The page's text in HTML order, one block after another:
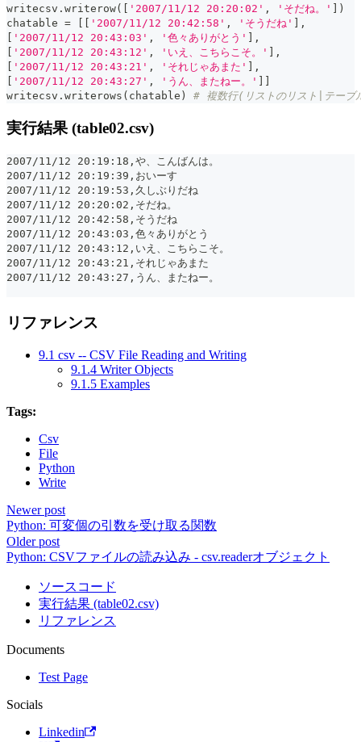
writecsv . writerow( [ '2007/11/12 20:20:02' , 'そだね。' ] )
chatable = [ [ '2007/11/12 20:42:58' , 'そうだね' ] ,
[ '2007/11/12 20:43:03' , '色々ありがとう' ] ,
[ '2007/11/12 20:43:12' , 'いえ、こちらこそ。' ] ,
[ '2007/11/12 20:43:21' , 'それじゃあまた' ] ,
[ '2007/11/12 20:43:27' , 'うん、またねー。' ] ]
writecsv . writerows ( chatable ) # 複数行(リストのリスト|テーブ
実行結果 (table02.csv)
2007/11/12 20:19:18,や、こんばんは。
2007/11/12 20:19:39,おいーす
2007/11/12 20:19:53,久しぶりだね
2007/11/12 20:20:02,そだね。
2007/11/12 20:42:58,そうだね
2007/11/12 20:43:03,色々ありがとう
2007/11/12 20:43:12,いえ、こちらこそ。
2007/11/12 20:43:21,それじゃあまた
2007/11/12 20:43:27,うん、またねー。
リファレンス
9.1 csv -- CSV File Reading and Writing
9.1.4 Writer Objects
9.1.5 Examples
Tags:
Csv
File
Python
Write
Newer post
Python: 可変個の引数を受け取る関数
Older post
Python: CSVファイルの読み込み - csv.readerオブジェクト
ソースコード
実行結果 (table02.csv)
リファレンス
Documents
Test Page
Socials
Linkedin